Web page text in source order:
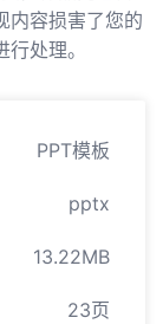
内容损害了您的
处理。
PPT模板
pptx
13.22MB
23页